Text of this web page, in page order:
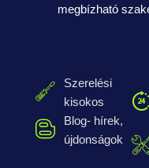
megbízható
Szerelési
kisokos
Blog- hírek,
újdonságok